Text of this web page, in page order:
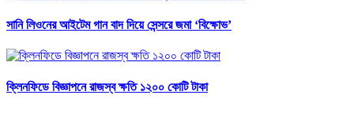
সানি লিওনের আইটেম গান বাদ দিয়ে সেন্সরে জমা ‘বিক্ষোভ’
ক্লিনফিডে বিজ্ঞাপনে রাজস্ব ক্ষতি ১২০০ কোটি টাকা